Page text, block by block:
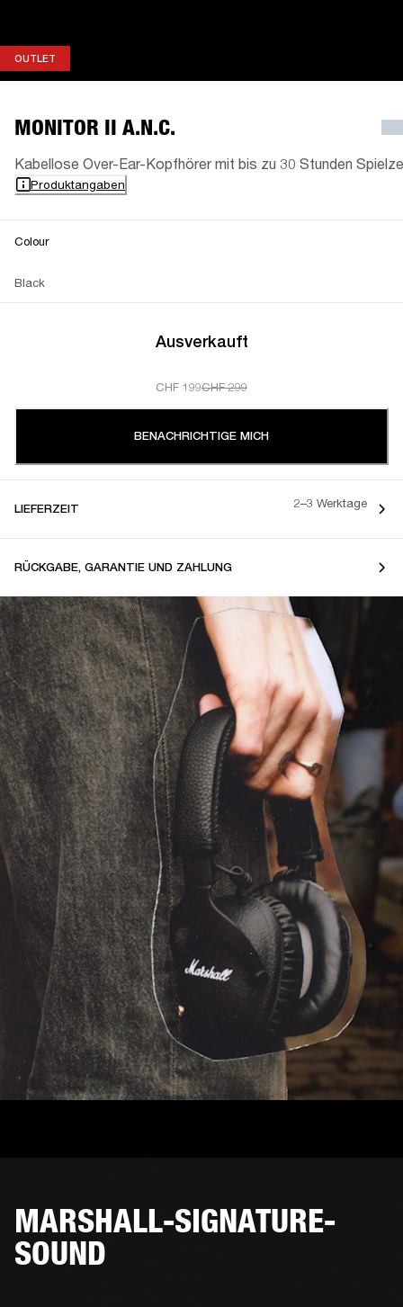
OUTLET
MONITOR II A.N.C.
Kabellose Over-Ear-Kopfhörer mit bis zu 30 Stunden
Produktangaben
Colour
Black
Ausverkauft
CHF 199CHF 299
BENACHRICHTIGE MICH
LIEFERZEIT 2–3 Werktage
RÜCKGABE, GARANTIE UND ZAHLUNG
MARSHALL-SIGNATURE-
SOUND